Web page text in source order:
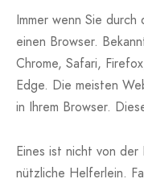
Immer wenn Sie
einen Browser.
Chrome, Safari,
Edge. Die meisten
in Ihrem Browser.
Eines ist nicht von
nützliche Helferlein.